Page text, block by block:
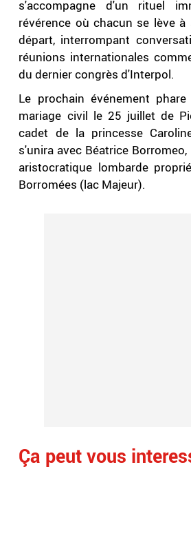
s'accompagne d'un rituel
révérence où chacun se lève
départ, interrompant
réunions internationales
du dernier congrès d'Interpol.
Le prochain événement
mariage civil le 25 juillet de
cadet de la princesse
s'unira avec Béatrice
aristocratique lombarde
Borromées (lac Majeur).
Ça peut vous